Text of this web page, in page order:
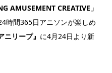
AMUSEMENT CREATIVE」
時間365日アニソンが楽しめ
ニリープ』 に4月24日より新